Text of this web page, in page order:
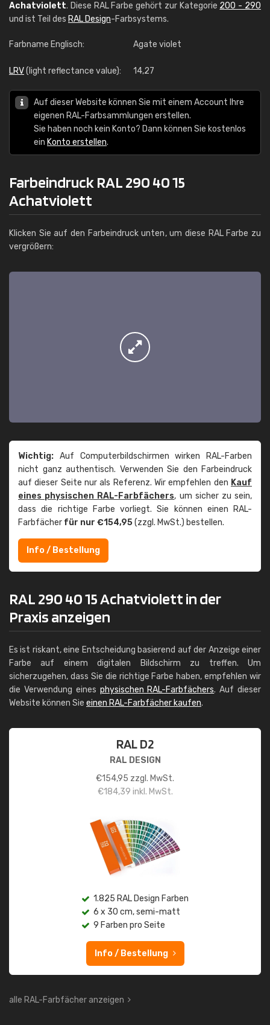
Achatviolett. Diese RAL Farbe gehört zur Kategorie 200 - 290
und ist Teil des RAL Design-Farbsystems.
Farbname Englisch: Agate violet
LRV(light reflectance value): 14,27
Auf dieser Website können Sie mit einem Account Ihre
eigenen RAL-Farbsammlungen erstellen.
Sie haben noch kein Konto? Dann können Sie kostenlos
ein Konto erstellen.
Farbeindruck RAL 290 40 15
Achatviolett
Klicken Sie auf den Farbeindruck unten, um diese RAL Farbe zu
vergrößern:
Wichtig: Auf Computerbildschirmen wirken RAL-Farben
nicht ganz authentisch. Verwenden Sie den Farbeindruck
auf dieser Seite nur als Referenz. Wir empfehlen den Kauf
eines physischen RAL-Farbfächers, um sicher zu sein,
dass die richtige Farbe vorliegt. Sie können einen RAL-
Farbfächer für nur €154,95(zzgl. MwSt.) bestellen.
Info / Bestellung
RAL 290 40 15 Achatviolett in der
Praxis anzeigen
Es ist riskant, eine Entscheidung basierend auf der Anzeige einer
Farbe auf einem digitalen Bildschirm zu treffen. Um
sicherzugehen, dass Sie die richtige Farbe haben, empfehlen wir
die Verwendung eines physischen RAL-Farbfächers. Auf dieser
Website können Sie einen RAL-Farbfächer kaufen.
RAL D2
RAL DESIGN
€154,95 zzgl. MwSt.
€184,39 inkl. MwSt.
1.825 RAL Design Farben
6 x 30 cm, semi-matt
9 Farben pro Seite
Info / Bestellung
alle RAL-Farbfächer anzeigen